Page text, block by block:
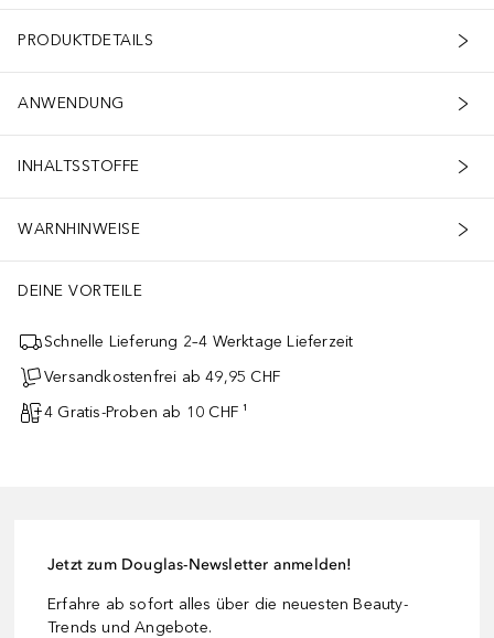
PRODUKTDETAILS
ANWENDUNG
INHALTSSTOFFE
WARNHINWEISE
DEINE VORTEILE
Schnelle Lieferung 2–4 Werktage Lieferzeit
Versandkostenfrei ab 49,95 CHF
4 Gratis-Proben ab 10 CHF ¹
Jetzt zum Douglas-Newsletter anmelden!
Erfahre ab sofort alles über die neuesten Beauty-
Trends und Angebote.